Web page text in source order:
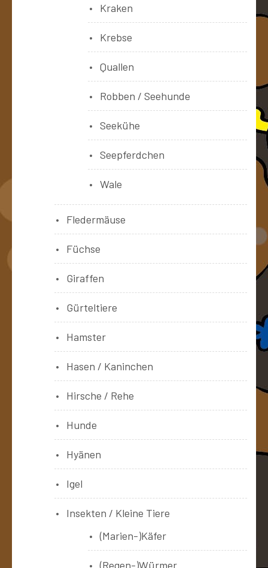
Kraken
Krebse
Quallen
Robben / Seehunde
Seekühe
Seepferdchen
Wale
Fledermäuse
Füchse
Giraffen
Gürteltiere
Hamster
Hasen / Kaninchen
Hirsche / Rehe
Hunde
Hyänen
Igel
Insekten / Kleine Tiere
(Marien-)Käfer
(Regen-)Würmer